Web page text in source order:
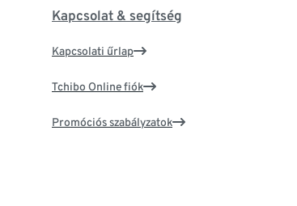
Kapcsolat & segítség
Kapcsolati űrlap
Tchibo Online fiók
Promóciós szabályzatok